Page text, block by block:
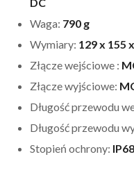
Waga: 790 g
Wymiary: 129 x 155
Złącze wejściowe :
Złącze wyjściowe:
Długość przewodu
Długość przewodu
Stopień ochrony: IP68